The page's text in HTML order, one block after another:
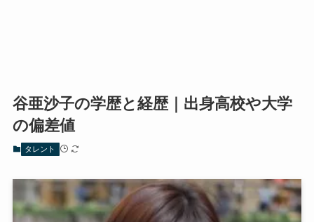
谷亜沙子の学歴と経歴｜出身高校や大学
の偏差値
タレント